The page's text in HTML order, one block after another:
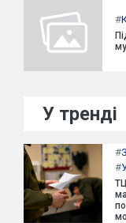
#
У тренді
#
#